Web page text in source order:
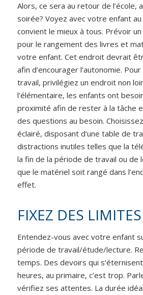
Alors, ce sera au retour de l’école,
soirée? Voyez avec votre enfant
convient le mieux à tous. Prévoir
pour le rangement des livres et
votre enfant. Cet endroit devrait
afin d’encourager l’autonomie.
travail, privilégiez un endroit non
l’élémentaire, les enfants ont
proximité afin de rester à la tâche
des questions au besoin.
éclairé, disposant d’une table de
distractions inutiles telles que la
la fin de la période de travail ou de
que le matériel soit rangé dans
effet.
FIXEZ DES LIMITES
Entendez-vous avec votre enfant
période de travail/étude/lecture.
temps. Des devoirs qui
heures, au primaire, c’est trop.
vérifiez ses attentes. La durée